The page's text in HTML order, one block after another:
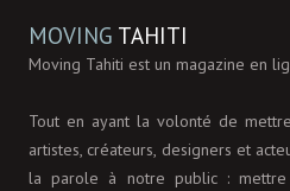
MOVING TAHITI
Moving Tahiti est un magazine en
Tout en ayant la volonté de
artistes, créateurs, designers et
la parole à notre public :